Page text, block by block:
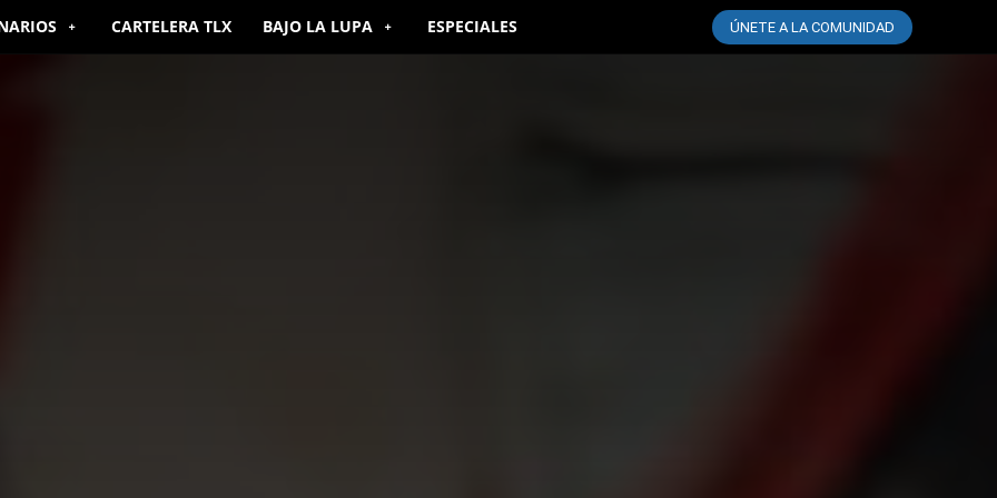
CARTELERA TLX BAJO LA LUPA ESPECIALES ÚNETE A LA COMUNIDAD